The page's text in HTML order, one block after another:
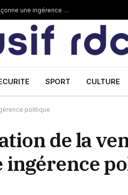
Saint-Denis/Pierrefitte : Annulation de la venue de Fally Ipupa, la Mairie soupçonne une ingérence politique
SPORT CULTURE
politique
de la
ingérence